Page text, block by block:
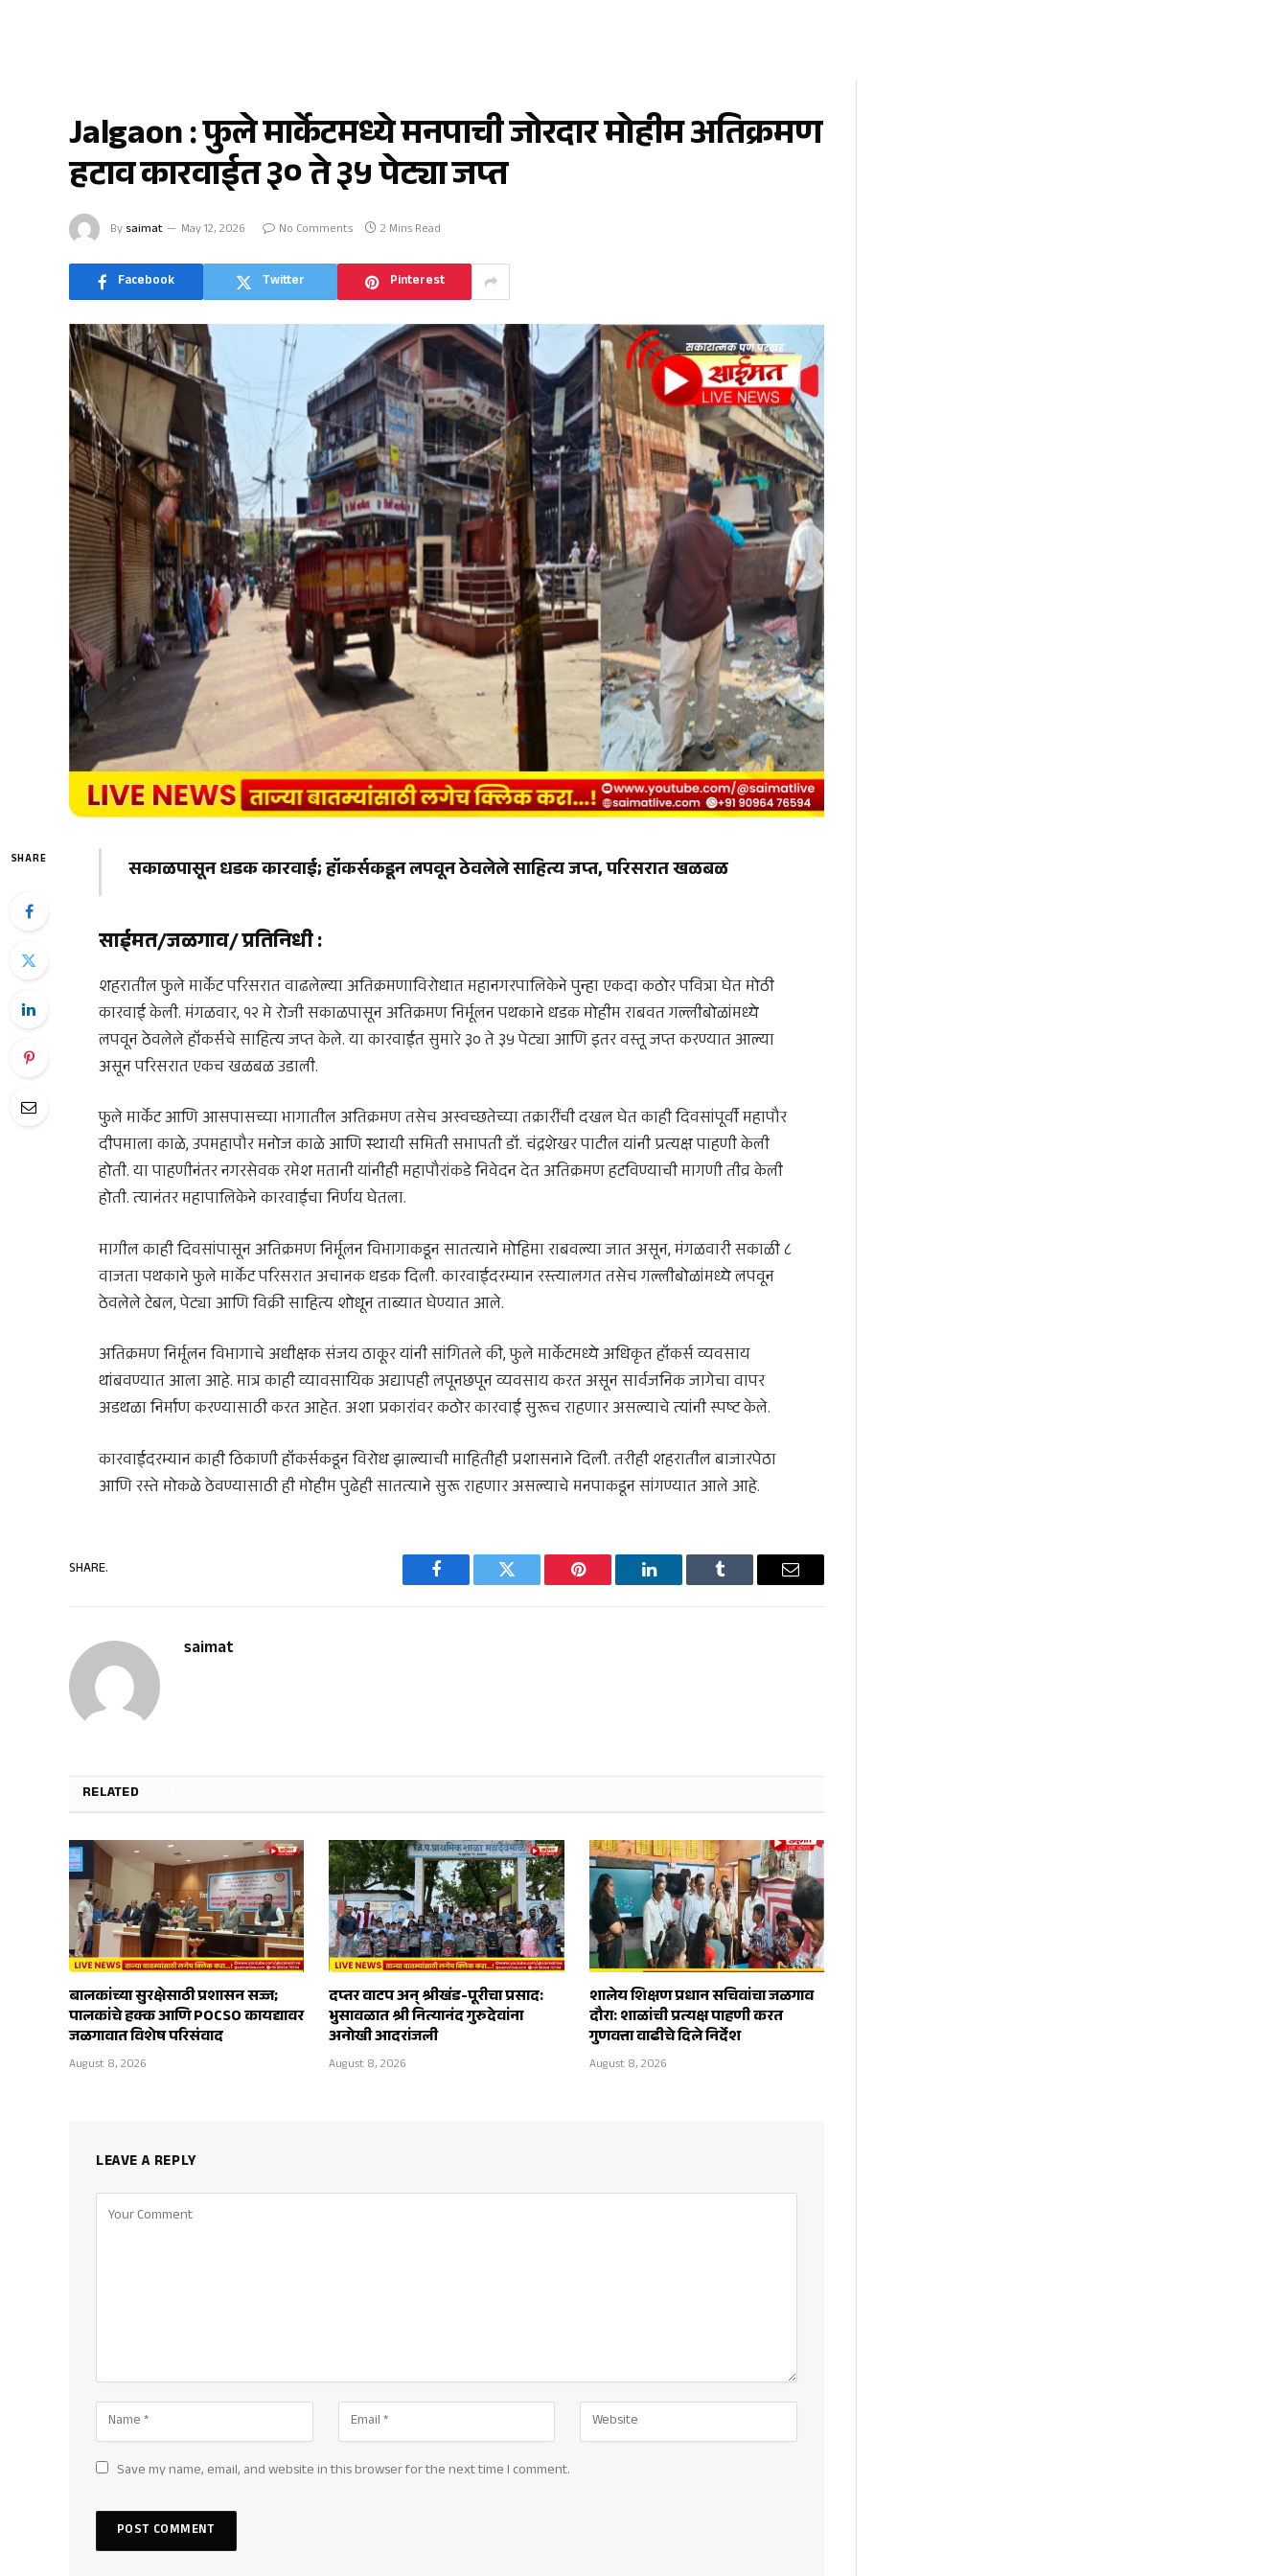
Jalgaon : फुले मार्केटमध्ये मनपाची जोरदार मोहीम अतिक्रमण
हटाव कारवाईत ३० ते ३५ पेट्या जप्त
By saimat May 12, 2026 No Comments 2 Mins Read
Facebook Twitter Pinterest
SHARE सकाळपासून धडक कारवाई; हॉकर्सकडून लपवून ठेवलेले साहित्य जप्त, परिसरात खळबळ
साईमत/जळगाव/ प्रतिनिधी:
शहरातील फुले मार्केट परिसरात वाढलेल्या अतिक्रमणाविरोधात महानगरपालिकेने पुन्हा एकदा कठोर पवित्रा घेत मोठी
कारवाई केली. मंगळवार, १२ मे रोजी सकाळपासून अतिक्रमण निर्मूलन पथकाने धडक मोहीम राबवत गल्लीबोळांमध्ये
लपवून ठेवलेले हॉकर्सचे साहित्य जप्त केले. या कारवाईत सुमारे ३० ते ३५ पेट्या आणि इतर वस्तू जप्त करण्यात आल्या
असून परिसरात एकच खळबळ उडाली.
फुले मार्केट आणि आसपासच्या भागातील अतिक्रमण तसेच अस्वच्छतेच्या तक्रारींची दखल घेत काही दिवसांपूर्वी महापौर
दीपमाला काळे, उपमहापौर मनोज काळे आणि स्थायी समिती सभापती डॉ. चंद्रशेखर पाटील यांनी प्रत्यक्ष पाहणी केली
होती. या पाहणीनंतर नगरसेवक रमेश मतानी यांनीही महापौरांकडे निवेदन देत अतिक्रमण हटविण्याची मागणी तीव्र केली
होती. त्यानंतर महापालिकेने कारवाईचा निर्णय घेतला.
मागील काही दिवसांपासून अतिक्रमण निर्मूलन विभागाकडून सातत्याने मोहिमा राबवल्या जात असून, मंगळवारी सकाळी ८
वाजता पथकाने फुले मार्केट परिसरात अचानक धडक दिली. कारवाईदरम्यान रस्त्यालगत तसेच गल्लीबोळांमध्ये लपवून
ठेवलेले टेबल, पेट्या आणि विक्री साहित्य शोधून ताब्यात घेण्यात आले.
अतिक्रमण निर्मूलन विभागाचे अधीक्षक संजय ठाकूर यांनी सांगितले की, फुले मार्केटमध्ये अधिकृत हॉकर्स व्यवसाय
थांबवण्यात आला आहे. मात्र काही व्यावसायिक अद्यापही लपूनछपून व्यवसाय करत असून सार्वजनिक जागेचा वापर
अडथळा निर्माण करण्यासाठी करत आहेत. अशा प्रकारांवर कठोर कारवाई सुरूच राहणार असल्याचे त्यांनी स्पष्ट केले.
कारवाईदरम्यान काही ठिकाणी हॉकर्सकडून विरोध झाल्याची माहितीही प्रशासनाने दिली. तरीही शहरातील बाजारपेठा
आणि रस्ते मोकळे ठेवण्यासाठी ही मोहीम पुढेही सातत्याने सुरू राहणार असल्याचे मनपाकडून सांगण्यात आले आहे.
SHARE.
Facebook Twitter Pinterest LinkedIn Tumblr Email
saimat
RELATED
बालकांच्या सुरक्षेसाठी प्रशासन सज्ज;
पालकांचे हक्क आणि POCSO कायद्यावर
जळगावात विशेष परिसंवाद
August 8, 2026
दप्तर वाटप अन् श्रीखंड-पूरीचा प्रसाद:
भुसावळात श्री नित्यानंद गुरुदेवांना
अनोखी आदरांजली
August 8, 2026
शालेय शिक्षण प्रधान सचिवांचा जळगाव
दौरा: शाळांची प्रत्यक्ष पाहणी करत
गुणवत्ता वाढीचे दिले निर्देश
August 8, 2026
LEAVE A REPLY
Save my name, email, and website in this browser for the next time I comment.